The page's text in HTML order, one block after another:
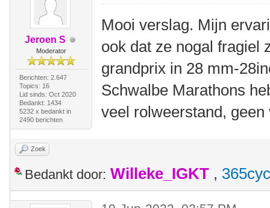
Jeroen S
Moderator
Berichten: 2.647
Topics: 16
Lid sinds: Oct 2020
Bedankt: 1434
5232 x bedankt in
2490 berichten
Mooi verslag. Mijn
ook dat ze nogal fragiel
grandprix in 28 mm-
Schwalbe Marathons
veel rolweerstand,
Zoek
Bedankt door: Willeke_IGKT ,